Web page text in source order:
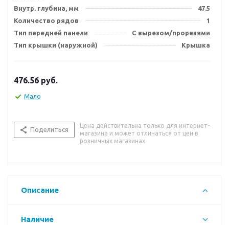
Внутр. глубина, мм
47.5
Количество рядов
1
Тип передней панели
С вырезом/прорезями
Тип крышки (наружной)
Крышка
476.56 руб.
Мало
Поделиться
Цена действительна только для интернет-
магазина и может отличаться от цен в
розничных магазинах
Описание
Наличие